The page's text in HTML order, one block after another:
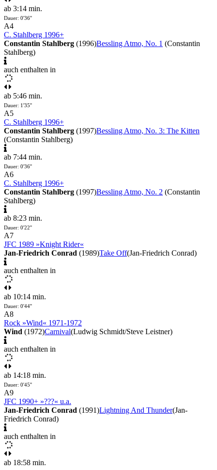
ab 3:14 min.
Dauer: 0'36''
A4
C. Stahlberg 1996+
Constantin Stahlberg (1996)Bessling Atmo, No. 1 (Constantin
Stahlberg)
auch enthalten in
ab 5:46 min.
Dauer: 1'35''
A5
C. Stahlberg 1996+
Constantin Stahlberg (1997)Bessling Atmo, No. 3: The Kitten
(Constantin Stahlberg)
ab 7:44 min.
Dauer: 0'36''
A6
C. Stahlberg 1996+
Constantin Stahlberg (1997)Bessling Atmo, No. 2 (Constantin
Stahlberg)
ab 8:23 min.
Dauer: 0'22''
A7
JFC 1989 »Knight Rider«
Jan-Friedrich Conrad (1989)Take Off(Jan-Friedrich Conrad)
auch enthalten in
ab 10:14 min.
Dauer: 0'44''
A8
Rock »Wind« 1971-1972
Wind (1972)Carnival(Ludwig Schmidt/Steve Leistner)
auch enthalten in
ab 14:18 min.
Dauer: 0'45''
A9
JFC 1990+ »???« u.a.
Jan-Friedrich Conrad (1991)Lightning And Thunder(Jan-
Friedrich Conrad)
auch enthalten in
ab 18:58 min.